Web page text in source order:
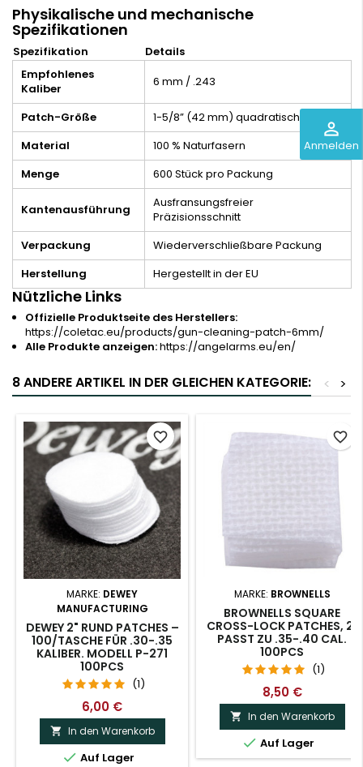
perm_identity
Anmelden
Physikalische und mechanische
Spezifikationen
Spezifikation
Details
Empfohlenes
Kaliber
6 mm / .243
Patch-Größe
1-5/8” (42 mm) quadratisch
Material
100 % Naturfasern
Menge
600 Stück pro Packung
Kantenausführung
Ausfransungsfreier
Präzisionsschnitt
Verpackung
Wiederverschließbare Packung
Herstellung
Hergestellt in der EU
Nützliche Links
Offizielle Produktseite des Herstellers:
https://coletac.eu/products/gun-cleaning-patch-6mm/
Alle Produkte anzeigen:https://angelarms.eu/en/
8 ANDERE ARTIKEL IN DER GLEICHEN KATEGORIE: >
<
MARKE: DEWEY
MANUFACTURING
DEWEY 2" RUND PATCHES –
100/TASCHE FÜR .30-.35
KALIBER. MODELL P-271
100PCS
(1)
6,00 €
 In den Warenkorb
 Auf Lager
favorite_border
MARKE: BROWNELLS
BROWNELLS SQUARE
CROSS-LOCK PATCHES, 2"
PASST ZU .35-.40 CAL.
100PCS
(1)
8,50 €
 In den Warenkorb
 Auf Lager
favorite_border